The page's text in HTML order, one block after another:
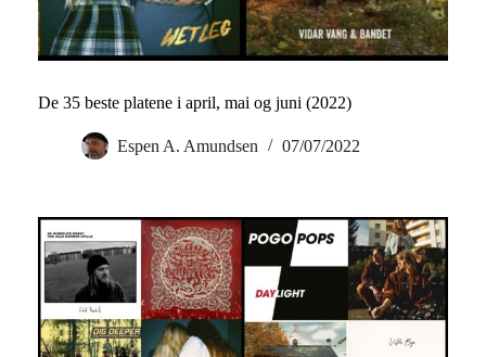
De 35 beste platene i april, mai og juni (2022)
Espen A. Amundsen 07/07/2022